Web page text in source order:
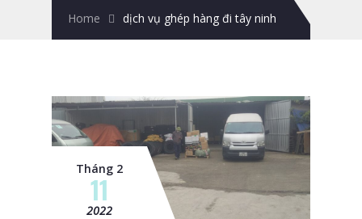
Home dịch vụ ghép hàng đi tây ninh
Tháng 2
11
2022